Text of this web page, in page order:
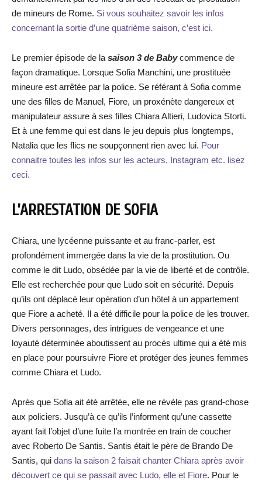
de mineurs de Rome. Si vous souhaitez savoir les infos
concernant la sortie d’une quatrième saison, c’est ici.
Le premier épisode de la saison 3 de Babycommence de
façon dramatique. Lorsque Sofia Manchini, une prostituée
mineure est arrêtée par la police. Se référant à Sofia comme
une des filles de Manuel, Fiore, un proxénète dangereux et
manipulateur assure à ses filles Chiara Altieri, Ludovica Storti.
Et à une femme qui est dans le jeu depuis plus longtemps,
Natalia que les flics ne soupçonnent rien avec lui. Pour
connaitre toutes les infos sur les acteurs, Instagram etc. lisez
ceci.
L’ARRESTATION DE SOFIA
Chiara, une lycéenne puissante et au franc-parler, est
profondément immergée dans la vie de la prostitution. Ou
comme le dit Ludo, obsédée par la vie de liberté et de contrôle.
Elle est recherchée pour que Ludo soit en sécurité. Depuis
qu’ils ont déplacé leur opération d’un hôtel à un appartement
que Fiore a acheté. Il a été difficile pour la police de les trouver.
Divers personnages, des intrigues de vengeance et une
loyauté déterminée aboutissent au procès ultime qui a été mis
en place pour poursuivre Fiore et protéger des jeunes femmes
comme Chiara et Ludo.
Après que Sofia ait été arrêtée, elle ne révèle pas grand-chose
aux policiers. Jusqu’à ce qu’ils l’informent qu’une cassette
ayant fait l’objet d’une fuite l’a montrée en train de coucher
avec Roberto De Santis. Santis était le père de Brando De
Santis, qui dans la saison 2 faisait chanter Chiara après avoir
découvert ce qui se passait avec Ludo, elle et Fiore. Pour le